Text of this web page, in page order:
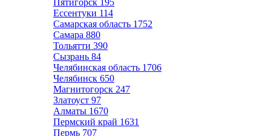
Пятигорск 195
Ессентуки 114
Самарская область 1752
Самара 880
Тольятти 390
Сызрань 84
Челябинская область 1706
Челябинск 650
Магнитогорск 247
Златоуст 97
Алматы 1670
Пермский край 1631
Пермь 707